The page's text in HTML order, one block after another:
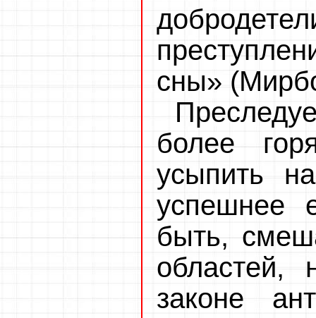
сны»
более
усыпить
успешнее
быть,
областей,
законе